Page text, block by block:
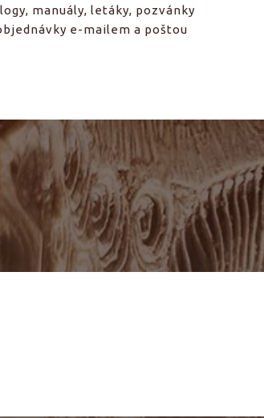
manuály, letáky, pozvánky
e-mailem a poštou